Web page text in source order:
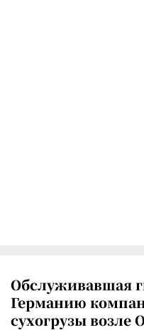
Обслуживавшая
Германию
сухогрузы возле